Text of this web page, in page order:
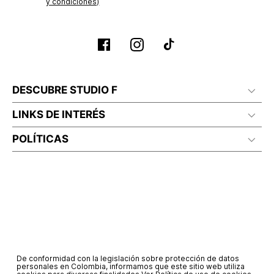
DESCUBRE STUDIO F
LINKS DE INTERÉS
POLÍTICAS
De conformidad con la legislación sobre protección de datos
personales en Colombia, informamos que este sitio web utiliza